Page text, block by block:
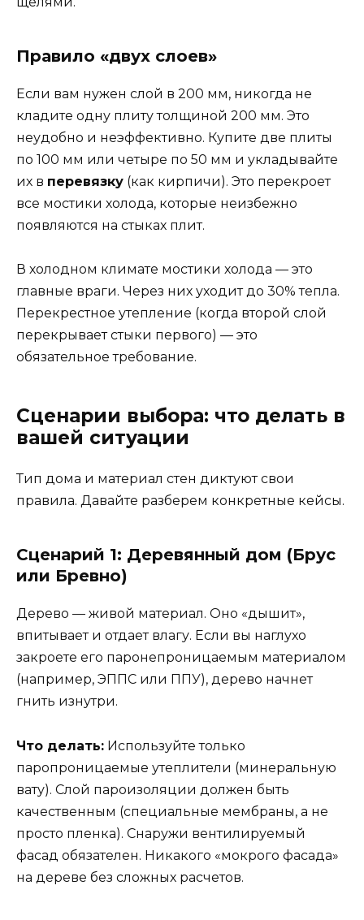
Правило «двух слоев»
Если вам нужен слой в 200 мм, никогда не
кладите одну плиту толщиной 200 мм. Это
неудобно и неэффективно. Купите две плиты
по 100 мм или четыре по 50 мм и укладывайте
их в перевязку (как кирпичи). Это перекроет
все мостики холода, которые неизбежно
появляются на стыках плит.
В холодном климате мостики холода — это
главные враги. Через них уходит до 30% тепла.
Перекрестное утепление (когда второй слой
перекрывает стыки первого) — это
обязательное требование.
Сценарии выбора: что делать в
вашей ситуации
Тип дома и материал стен диктуют свои
правила. Давайте разберем конкретные кейсы.
Сценарий 1: Деревянный дом (Брус
или Бревно)
Дерево — живой материал. Оно «дышит»,
впитывает и отдает влагу. Если вы наглухо
закроете его паронепроницаемым материалом
(например, ЭППС или ППУ), дерево начнет
гнить изнутри.
Что делать: Используйте только
паропроницаемые утеплители (минеральную
вату). Слой пароизоляции должен быть
качественным (специальные мембраны, а не
просто пленка). Снаружи вентилируемый
фасад обязателен. Никакого «мокрого фасада»
на дереве без сложных расчетов.